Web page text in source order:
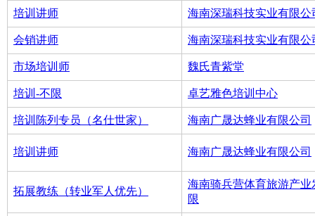
培训讲师 海南深瑞科技实业有限公
会销讲师 海南深瑞科技实业有限公
市场培训师 魏氏青紫堂
培训-不限 卓艺雅色培训中心
培训陈列专员（名仕世家） 海南广晟达蜂业有限公司
培训讲师 海南广晟达蜂业有限公司
拓展教练（转业军人优先）
海南骑兵营体育旅游产业
限